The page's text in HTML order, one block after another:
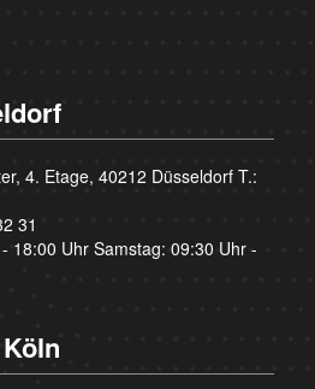
4. Etage, 40212 Düsseldorf T.:
31
18:00 Uhr Samstag: 09:30 Uhr -